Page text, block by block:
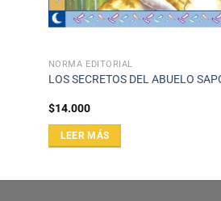
NORMA EDITORIAL
LOS SECRETOS DEL ABUELO
$14.000
LEER MÁS